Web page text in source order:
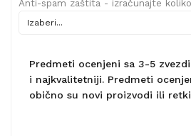
Anti-spam zaštita - izračunajte
Predmeti ocenjeni sa 3-5
i najkvalitetniji. Predmeti
obično su novi proizvodi ili